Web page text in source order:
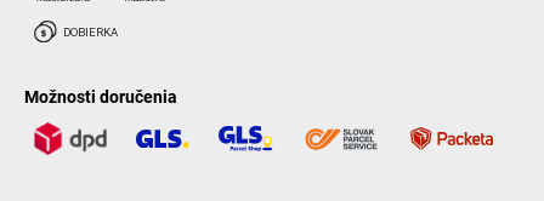
Možnosti doručenia